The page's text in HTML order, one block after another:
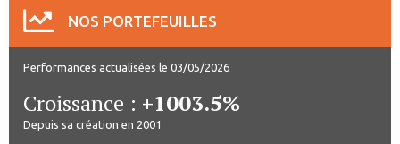
NOS PORTEFEUILLES
Performances actualisées le 03/05/2026
Croissance : +1003.5%
Depuis sa création en 2001